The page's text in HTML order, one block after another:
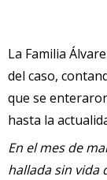
La Familia
del caso,
que se
hasta la
En el mes de
hallada sin vida